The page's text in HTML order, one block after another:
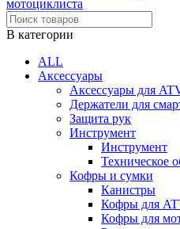
В категории
ALL
Аксессуары
Аксессуары для
Держатели для
Защита рук
Инструмент
Инструмент
Техническое
Кофры и сумки
Канистры
Кофры для
Кофры для